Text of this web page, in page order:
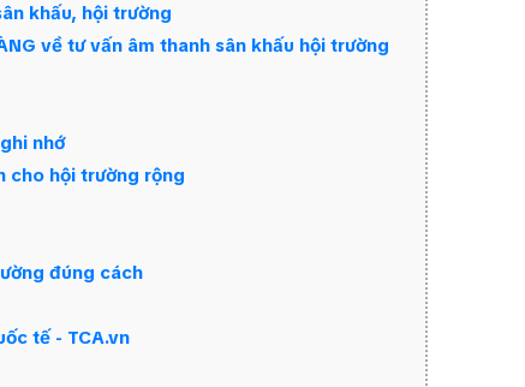
khấu, hội trường
về tư vấn âm thanh sân khấu hội trường
nhớ
cho hội trường rộng
đúng cách
tế - TCA.vn